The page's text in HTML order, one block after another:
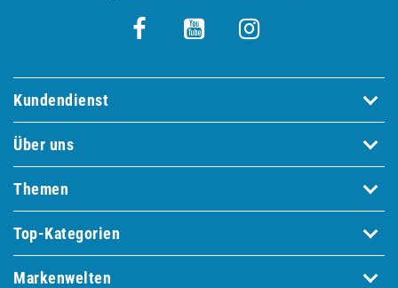
Kundendienst
Über uns
Themen
Top-Kategorien
Markenwelten